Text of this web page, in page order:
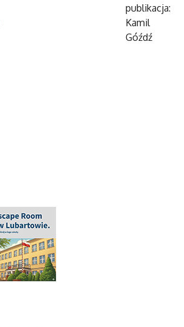
publikacja:
Kamil
Góźdź